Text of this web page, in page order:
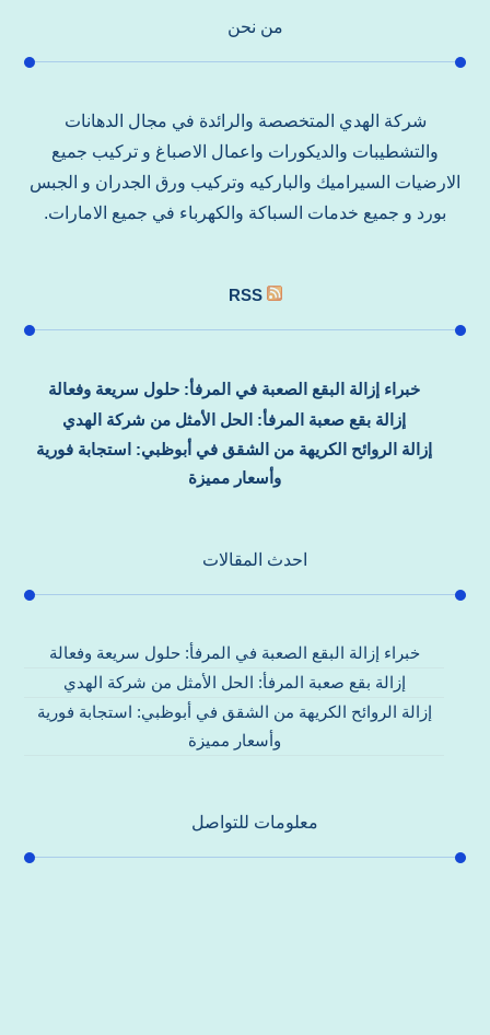
من نحن
شركة الهدي المتخصصة والرائدة في مجال الدهانات
والتشطيبات والديكورات واعمال الاصباغ و تركيب جميع
الارضيات السيراميك والباركيه وتركيب ورق الجدران و الجبس
بورد و جميع خدمات السباكة والكهرباء في جميع الامارات.
RSS
خبراء إزالة البقع الصعبة في المرفأ: حلول سريعة وفعالة
إزالة بقع صعبة المرفأ: الحل الأمثل من شركة الهدي
إزالة الروائح الكريهة من الشقق في أبوظبي: استجابة فورية
وأسعار مميزة
احدث المقالات
خبراء إزالة البقع الصعبة في المرفأ: حلول سريعة وفعالة
إزالة بقع صعبة المرفأ: الحل الأمثل من شركة الهدي
إزالة الروائح الكريهة من الشقق في أبوظبي: استجابة فورية
وأسعار مميزة
معلومات للتواصل